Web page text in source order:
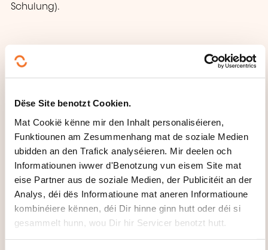
Dëse Site benotzt Cookien.
Mat Cookië kënne mir den Inhalt personaliséieren,
Funktiounen am Zesummenhang mat de soziale Medien
ubidden an den Trafick analyséieren. Mir deelen och
Informatiounen iwwer d'Benotzung vun eisem Site mat
eise Partner aus de soziale Medien, der Publicitéit an der
Analys, déi dës Informatioune mat aneren Informatioune
kombinéiere kënnen, déi Dir hinne ginn hutt oder déi si
gesammelt hunn, wou Dir hir Servicer benotzt hutt.
Schulung).
Wéi kann een
d'Formatiounsinstitut
kontaktéieren?
Service Formation Continue
formation.continue@cdm.lu
+352 42 67 67 1